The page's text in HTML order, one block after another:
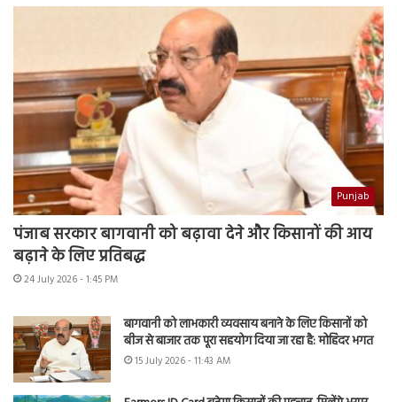
Punjab
पंजाब सरकार बागवानी को बढ़ावा देने और किसानों की आय
बढ़ाने के लिए प्रतिबद्ध
24 July 2026 - 1:45 PM
बागवानी को लाभकारी व्यवसाय बनाने के लिए किसानों को
बीज से बाजार तक पूरा सहयोग दिया जा रहा है: मोहिंदर भगत
15 July 2026 - 11:43 AM